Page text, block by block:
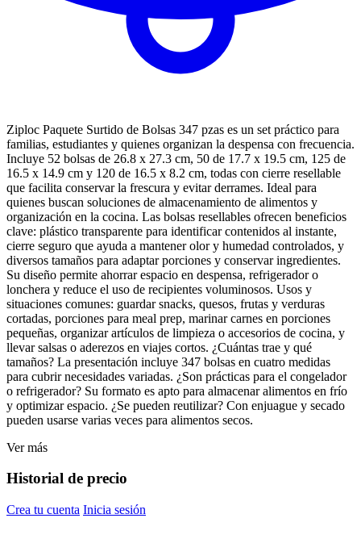
Ziploc Paquete Surtido de Bolsas 347 pzas es un set práctico para
familias, estudiantes y quienes organizan la despensa con frecuencia.
Incluye 52 bolsas de 26.8 x 27.3 cm, 50 de 17.7 x 19.5 cm, 125 de
16.5 x 14.9 cm y 120 de 16.5 x 8.2 cm, todas con cierre resellable
que facilita conservar la frescura y evitar derrames. Ideal para
quienes buscan soluciones de almacenamiento de alimentos y
organización en la cocina. Las bolsas resellables ofrecen beneficios
clave: plástico transparente para identificar contenidos al instante,
cierre seguro que ayuda a mantener olor y humedad controlados, y
diversos tamaños para adaptar porciones y conservar ingredientes.
Su diseño permite ahorrar espacio en despensa, refrigerador o
lonchera y reduce el uso de recipientes voluminosos. Usos y
situaciones comunes: guardar snacks, quesos, frutas y verduras
cortadas, porciones para meal prep, marinar carnes en porciones
pequeñas, organizar artículos de limpieza o accesorios de cocina, y
llevar salsas o aderezos en viajes cortos. ¿Cuántas trae y qué
tamaños? La presentación incluye 347 bolsas en cuatro medidas
para cubrir necesidades variadas. ¿Son prácticas para el congelador
o refrigerador? Su formato es apto para almacenar alimentos en frío
y optimizar espacio. ¿Se pueden reutilizar? Con enjuague y secado
pueden usarse varias veces para alimentos secos.
Ver más
Historial de precio
Crea tu cuenta Inicia sesión